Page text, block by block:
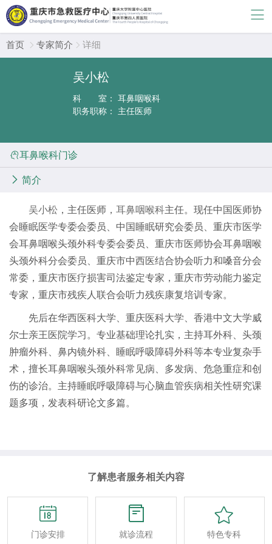
首页  专家简介  详细
吴小松
科 室：
耳鼻咽喉科
职务职称：
耳鼻喉科门诊
 简介
吴小松 ，主任医师， 耳鼻咽喉科主任。现任中国医师协
会睡眠医学专委会委员、中国睡眠研究会委员、重庆市医学
会耳鼻咽喉头颈外科专委会委员、重庆市医师协会耳鼻咽喉
头颈外科分会委员、重庆市中西医结合协会听力和嗓音分会
常委，重庆市医疗损害司法鉴定专家，重庆市劳动能力鉴定
专家，重庆市残疾人联合会听力残疾康复培训专家。
先后在华西医科大学、重庆医科大学、香港中文大学威
尔士亲王医院学习。专业基础理论扎实，主持耳外科、头颈
肿瘤外科、鼻内镜外科、睡眠呼吸障碍外科等本专业复杂手
术，擅长耳鼻咽喉头颈外科常见病、多发病、危急重症和创
伤的诊治。主持睡眠呼吸障碍与心脑血管疾病相关性研究课
题多项，发表科研论文多篇。
了解患者服务相关内容

门诊安排

就诊流程

特色专科